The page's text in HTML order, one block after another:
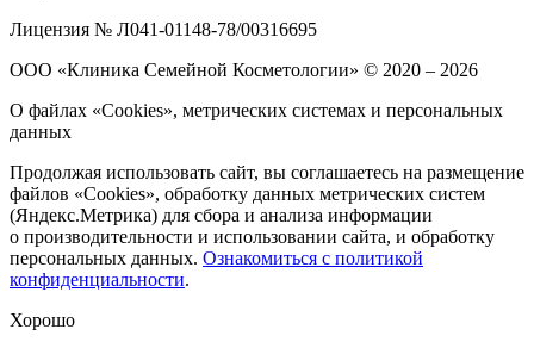
Лицензия № Л041-01148-78/00316695
ООО «Клиника Семейной Косметологии» © 2020 – 2026
О файлах «Cookies», метрических системах и персональных
данных
Продолжая использовать сайт, вы соглашаетесь на размещение
файлов «Cookies», обработку данных метрических систем
(Яндекс.Метрика) для сбора и анализа информации
о производительности и использовании сайта, и обработку
персональных данных. Ознакомиться с политикой
конфиденциальности.
Хорошо